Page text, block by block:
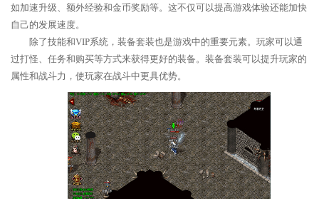
如加速升级、额外经验和金币奖励等。这不仅可以提高游戏体验还能加快
自己的发展速度。
除了技能和VIP系统，装备套装也是游戏中的重要元素。玩家可以通
过打怪、任务和购买等方式来获得更好的装备。装备套装可以提升玩家的
属性和战斗力，使玩家在战斗中更具优势。